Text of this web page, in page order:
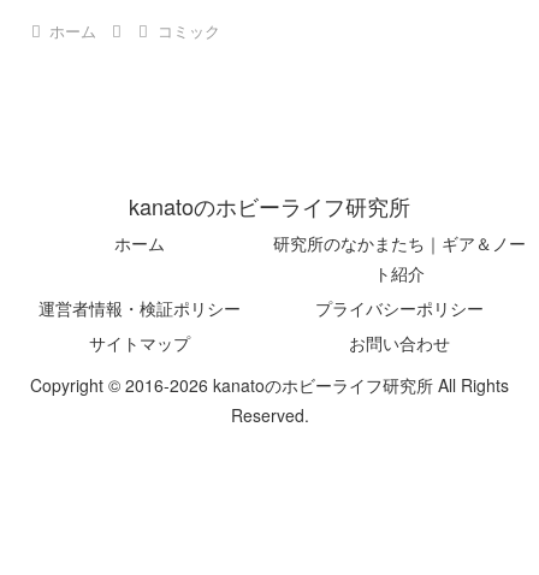
ホーム コミック
kanatoのホビーライフ研究所
ホーム
研究所のなかまたち｜ギア＆ノー
ト紹介
運営者情報・検証ポリシー
プライバシーポリシー
サイトマップ
お問い合わせ
Copyright © 2016-2026 kanatoのホビーライフ研究所 All Rights
Reserved.